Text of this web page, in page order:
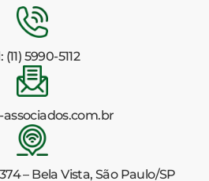
(11) 5990-5112
associados.com.br
– Bela Vista, São Paulo/SP